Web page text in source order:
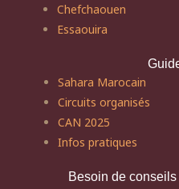
Chefchaouen
Essaouira
Sahara Marocain
Circuits organisés
CAN 2025
Infos pratiques
Besoin de